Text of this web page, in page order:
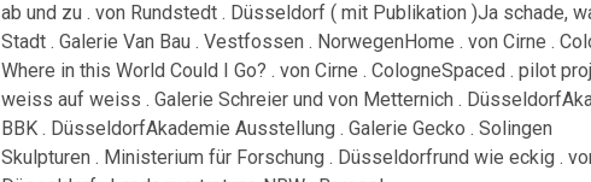
ab und zu . von Rundstedt . Düsseldorf ( mit Publikation )Ja schade,
Stadt . Galerie Van Bau . Vestfossen . NorwegenHome . von Cirne .
Where in this World Could I Go? . von Cirne . CologneSpaced . pilot
weiss auf weiss . Galerie Schreier und von Metternich .
BBK . DüsseldorfAkademie Ausstellung . Galerie Gecko . Solingen
Skulpturen . Ministerium für Forschung . Düsseldorfrund wie eckig .